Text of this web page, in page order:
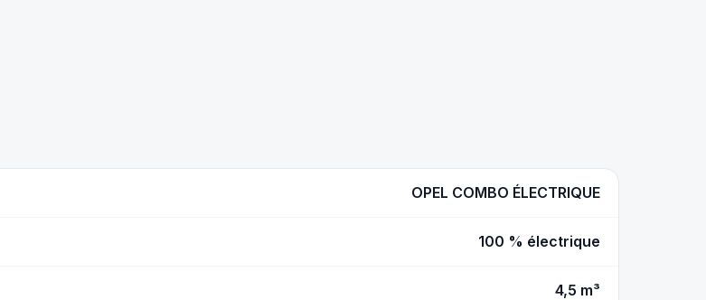
OPEL COMBO ÉLECTRIQUE
100 % électrique
4,5 m³